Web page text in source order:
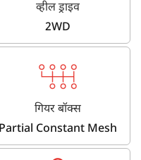
व्हील ड्राइव
2WD
गियर बॉक्स
Partial Constant Mesh